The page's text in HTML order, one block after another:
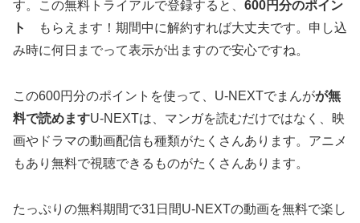
す。この無料トライアルで登録すると、 600円分のポイン
ト
もらえます！期間中に解約すれば大丈夫です。申し込
み時に何日までって表示が出ますので安心ですね。
この600円分のポイントを使って、U-NEXTでまんがが無
料で読めますU-NEXTは、マンガを読むだけではなく、映
画やドラマの動画配信も種類がたくさんあります。アニメ
もあり無料で視聴できるものがたくさんあります。
たっぷりの無料期間で31日間U-NEXTの動画を無料で楽し